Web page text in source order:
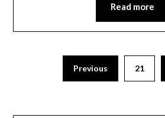
Read more
Previous 21